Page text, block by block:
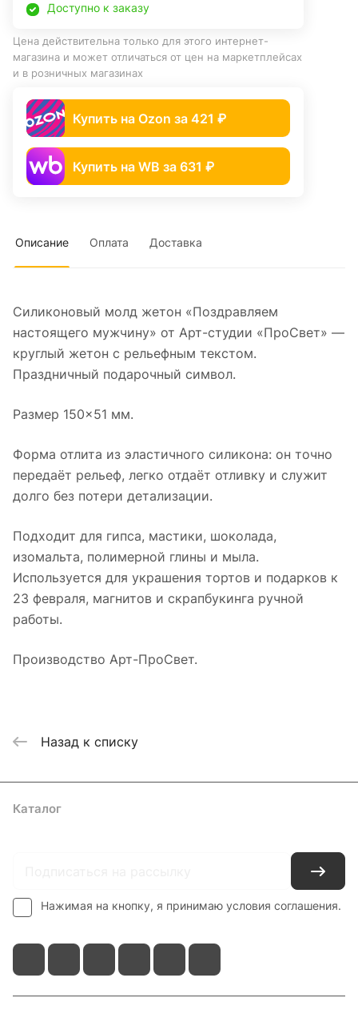
Доступно к заказу
Цена действительна только для этого интернет-
магазина и может отличаться от цен на маркетплейсах
и в розничных магазинах
Купить на Ozon за 421 ₽
Купить на WB за 631 ₽
Описание Оплата Доставка
Силиконовый молд жетон «Поздравляем
настоящего мужчину» от Арт-студии «ПроСвет» —
круглый жетон с рельефным текстом.
Праздничный подарочный символ.
Размер 150×51 мм.
Форма отлита из эластичного силикона: он точно
передаёт рельеф, легко отдаёт отливку и служит
долго без потери детализации.
Подходит для гипса, мастики, шоколада,
изомальта, полимерной глины и мыла.
Используется для украшения тортов и подарков к
23 февраля, магнитов и скрапбукинга ручной
работы.
Производство Арт-ПроСвет.
Назад к списку
Каталог
Нажимая на кнопку, я принимаю условия соглашения.